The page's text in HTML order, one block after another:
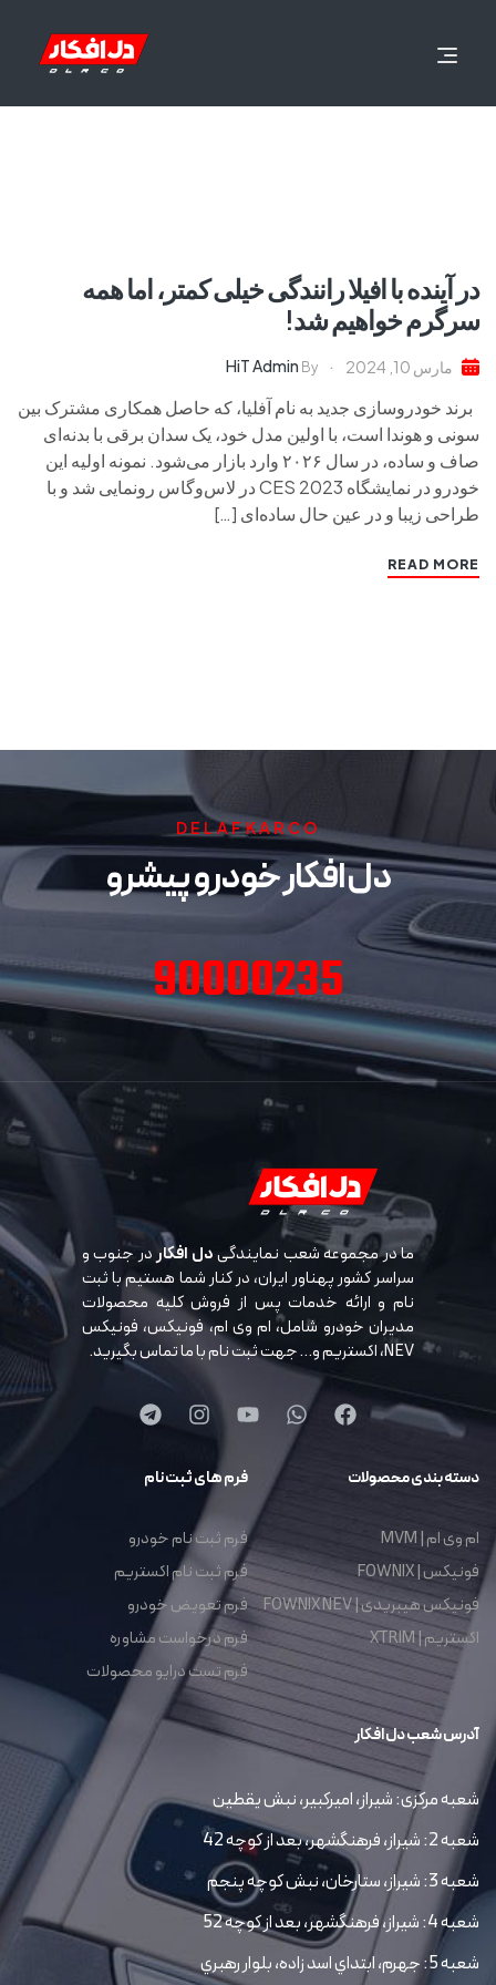
در آینده با افیلا رانندگی خیلی کمتر، اما همه
سرگرم خواهیم شد!
مارس 10, 2024 By
HiT Admin
برند خودروسازی جدید به نام آفلیا، که حاصل همکاری مشترک بین
سونی و هوندا است، با اولین مدل خود، یک سدان برقی با بدنه‌ای
صاف و ساده، در سال ۲۰۲۶ وارد بازار می‌شود. نمونه اولیه این
خودرو در نمایشگاه CES 2023 در لاس‌وگاس رونمایی شد و با
طراحی زیبا و در عین حال ساده‌ای […]
READ MORE
DELAFKARCO
دل افکار خودرو پیشرو
90000235
ما در مجموعه شعب نمایندگیدل افکاردر جنوب و
سراسر کشور پهناور ایران، در کنار شما هستیم با ثبت
نام و ارائه خدمات پس از فروش کلیه محصولات
مدیران خودرو شامل، ام وی ام، فونیکس، فونیکس
NEV، اکستریم و… جهت ثبت نام با ما تماس بگیرید.
دسته بندی محصولات
ام وی ام | MVM
فونیکس | FOWNIX
فونیکس هیبریدی | FOWNIX NEV
اکستریم | XTRIM
فرم های ثبت نام
فرم ثبت نام خودرو
فرم ثبت نام اکستریم
فرم تعویض خودرو
فرم درخواست مشاوره
فرم تست درایو محصولات
آدرس شعب دل افکار
شعبه مرکزی: شیراز، امیرکبیر، نبش یقطین
شعبه 2: شیراز، فرهنگشهر، بعد از کوچه 42
شعبه 3: شیراز، ستارخان، نبش کوچه پنجم
شعبه 4: شیراز، فرهنگشهر، بعد از کوچه 52
شعبه 5: جهرم، ابتداي اسد زاده، بلوار رهبري